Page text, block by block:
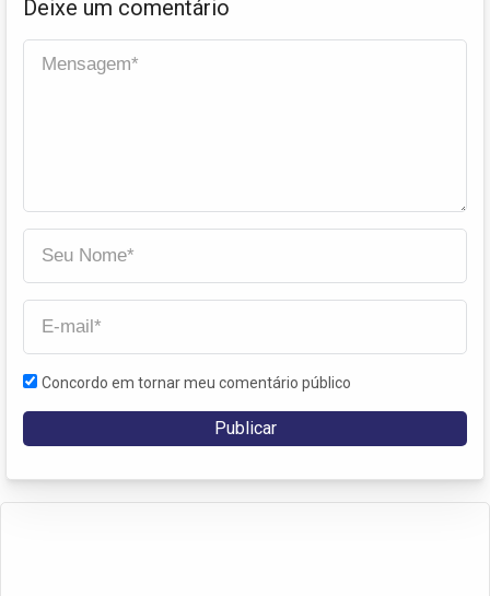
Deixe um comentário
Concordo em tornar meu comentário público